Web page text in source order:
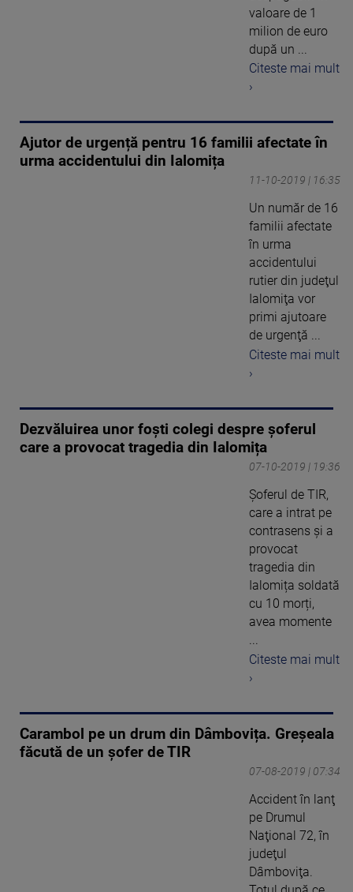
valoare de 1
milion de euro
după un ...
Citeste mai mult
›
Ajutor de urgență pentru 16 familii afectate în
urma accidentului din Ialomița
11-10-2019 | 16:35
Un număr de 16
familii afectate
în urma
accidentului
rutier din judeţul
Ialomiţa vor
primi ajutoare
de urgenţă ...
Citeste mai mult
›
Dezvăluirea unor foști colegi despre șoferul
care a provocat tragedia din Ialomița
07-10-2019 | 19:36
Șoferul de TIR,
care a intrat pe
contrasens și a
provocat
tragedia din
Ialomița soldată
cu 10 morți,
avea momente
...
Citeste mai mult
›
Carambol pe un drum din Dâmbovița. Greșeala
făcută de un șofer de TIR
07-08-2019 | 07:34
Accident în lanţ
pe Drumul
Naţional 72, în
judeţul
Dâmboviţa.